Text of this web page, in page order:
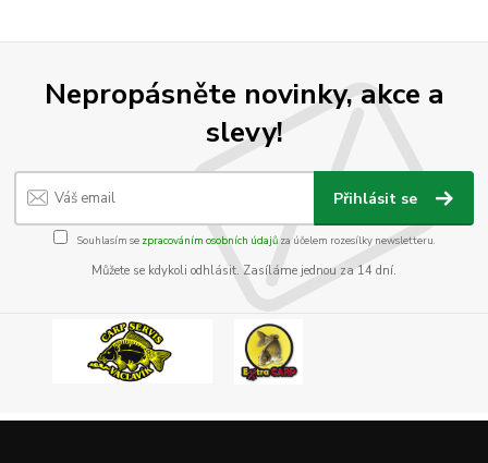
Nepropásněte novinky, akce a
slevy!
Přihlásit se
Souhlasím se zpracováním osobních údajůza účelem rozesílky newsletteru.
Můžete se kdykoli odhlásit. Zasíláme jednou za 14 dní.